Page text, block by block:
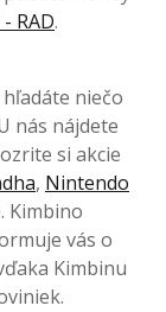
RAD.
niečo
nás nájdete
si akcie
, Nintendo
Kimbino
vás o
Kimbinu